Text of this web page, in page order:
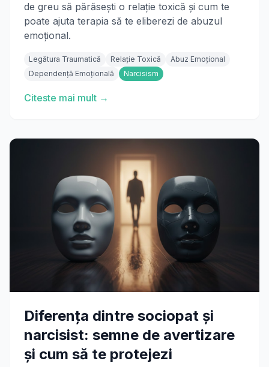
de greu să părăsești o relație toxică și cum te
poate ajuta terapia să te eliberezi de abuzul
emoțional.
Legătura Traumatică Relație Toxică
Abuz Emoțional
Dependență Emoțională
Narcisism
Citeste mai mult →
Diferența dintre sociopat și
narcisist: semne de avertizare
și cum să te protejezi